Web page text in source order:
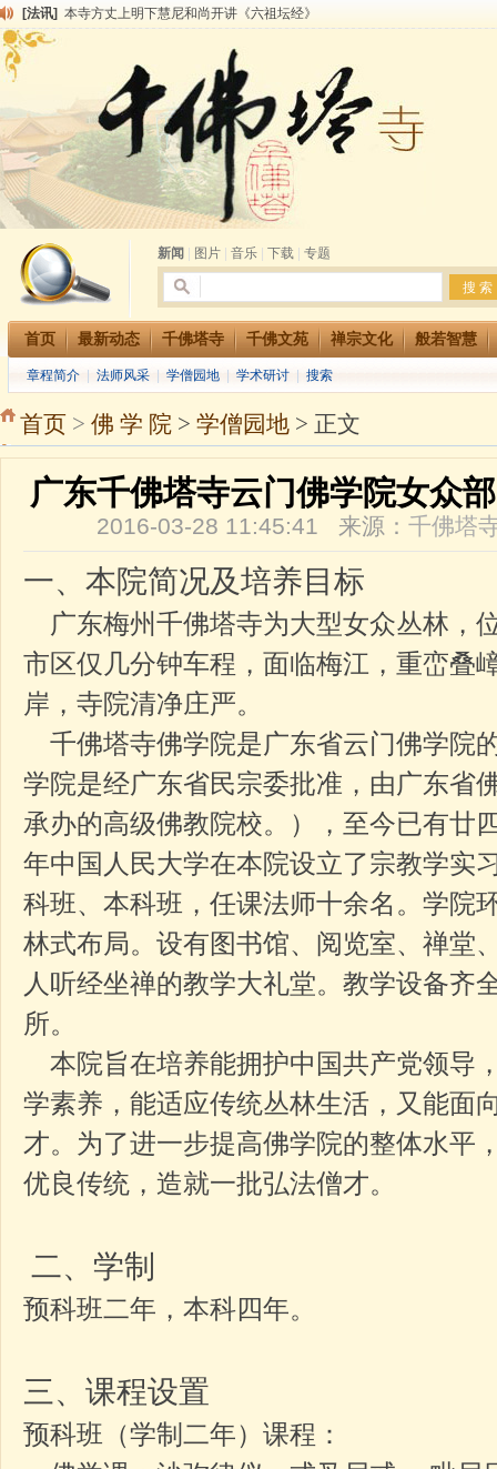
[法讯] 本寺方丈上明下慧尼和尚开讲《六祖坛经》
[法讯]
广东千佛塔寺云门佛学院女众部 2016年招生简章
恭请海涛法师莅临千佛塔寺弘法
[法讯]
2014年七月大法会 祈福息灾地藏七 冥阳两利普渡群蒙盂兰盆
[法讯] 千佛塔寺云门佛学院女众部2014年招生简章
[法讯]
千佛塔寺兴建佛学院综合大楼缘起
[法讯]
共赴华藏世界 进入最后七天倒计时 殊胜华严法会 快快同享富贵庄严海
[法讯]
千佛塔寺阅藏堂周末阅藏报名通知
[法讯] 清明节祭祖报恩地藏法会
新闻
图片 音乐 下载 专题
首页 最新动态 千佛塔寺 千佛文苑 禅宗文化 般若智慧
章程简介 法师风采 学僧园地 学术研讨 搜索
首页 > 佛 学 院 > 学僧园地 > 正文
广东千佛塔寺云门佛学院女众
2016-03-28 11:45:41 来源： 千佛塔
一、本院简况及培养目标
广东梅州千佛塔寺为大型女众丛林，
市区仅几分钟车程，面临梅江，重峦叠
岸，寺院清净庄严。
千佛塔寺佛学院是广东省云门佛学院
学院是经广东省民宗委批准，由广东省
承办的高级佛教院校。），至今已有廿
年中国人民大学在本院设立了宗教学实
科班、本科班，任课法师十余名。学院
林式布局。设有图书馆、阅览室、禅堂
人听经坐禅的教学大礼堂。教学设备齐
所。
本院旨在培养能拥护中国共产党领导
学素养，能适应传统丛林生活，又能面
才。为了进一步提高佛学院的整体水平
优良传统，造就一批弘法僧才。
二、学制
预科班二年，本科四年。
三、课程设置
预科班 （学制二年）课程：